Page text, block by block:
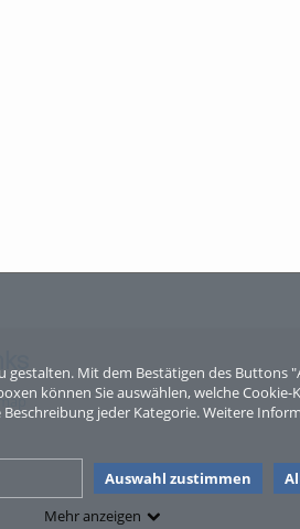
Mit dem Bestätigen des Buttons
können Sie auswählen, welche Cookie-
jeder Kategorie. Weitere
Auswahl zustimmen
Mehr anzeigen